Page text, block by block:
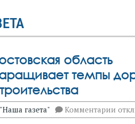
область
темпы
"Наша газета" Комментарии к